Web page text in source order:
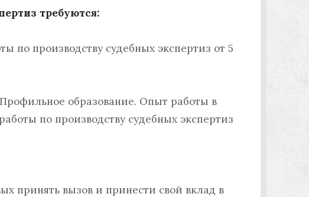
требуются:
по производству судебных экспертиз от 5
образование. Опыт работы в
по производству судебных экспертиз
принять вызов и принести свой вклад в